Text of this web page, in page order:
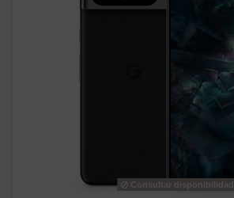
Consultar disponibilidad